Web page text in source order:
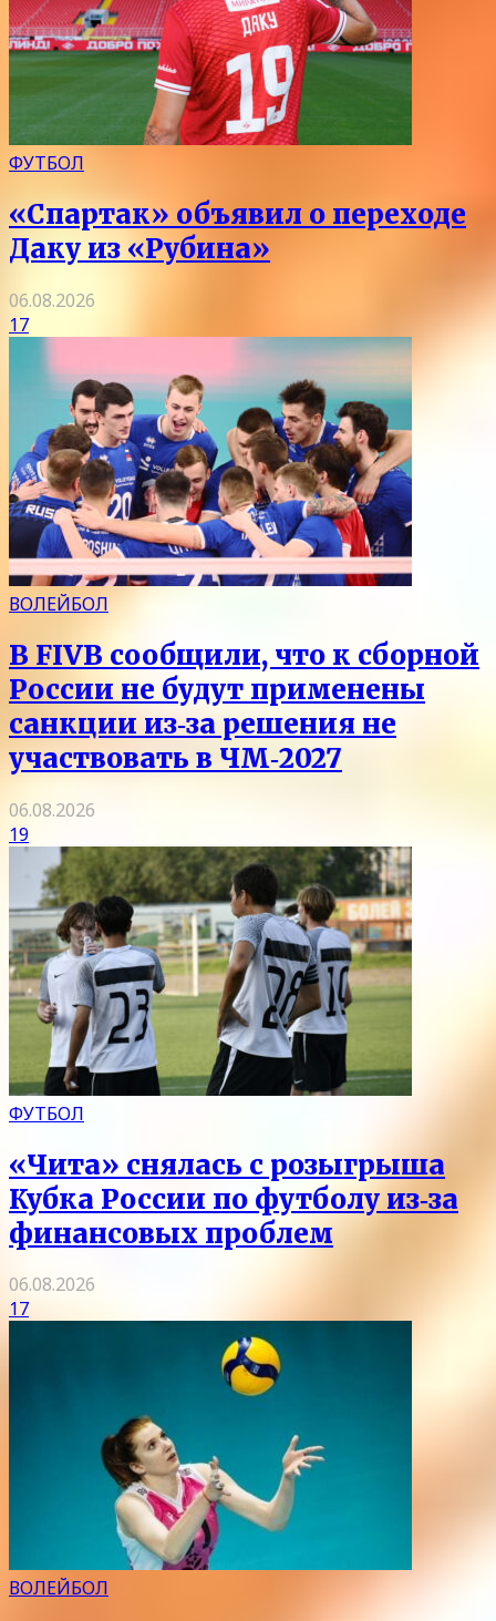
ФУТБОЛ
«Спартак» объявил о переходе
Даку из «Рубина»
06.08.2026
17
ВОЛЕЙБОЛ
В FIVB сообщили, что к сборной
России не будут применены
санкции из‑за решения не
участвовать в ЧМ‑2027
06.08.2026
19
ФУТБОЛ
«Чита» снялась с розыгрыша
Кубка России по футболу из‑за
финансовых проблем
06.08.2026
17
ВОЛЕЙБОЛ